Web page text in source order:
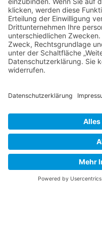
Leistungen
Brückenbau
Stahlwasserbau
Industrieller Stahlbau
Sonderkonstruktionen
Offshore
Aktuelles
Kontakt
Presse
Unternehmen